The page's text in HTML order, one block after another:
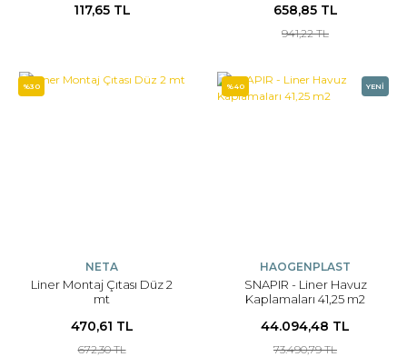
117,65 TL 658,85 TL
941,22 TL
%30
NETA
Liner Montaj Çıtası Düz 2
mt
470,61 TL
672,30 TL
%40 YENİ
HAOGENPLAST
SNAPIR - Liner Havuz
Kaplamaları 41,25 m2
44.094,48 TL
73.490,79 TL